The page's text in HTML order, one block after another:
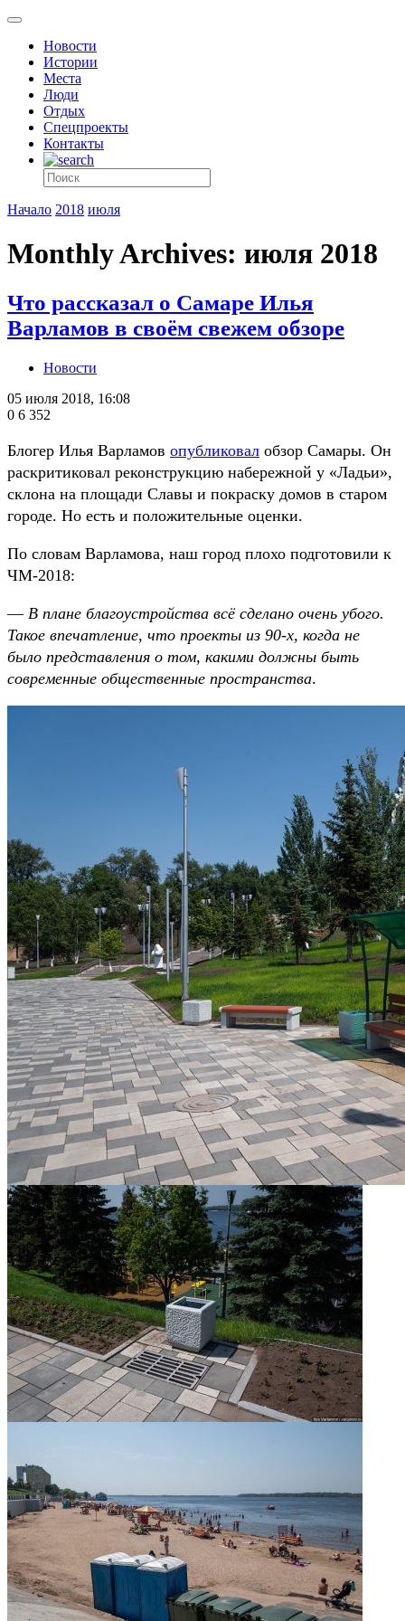
Новости
Истории
Места
Люди
Отдых
Спецпроекты
Контакты
Начало 2018 июля
Monthly Archives: июля 2018
Что рассказал о Самаре Илья
Варламов в своём свежем обзоре
Новости
05 июля 2018, 16:08
0 6 352
Блогер Илья Варламов опубликовал обзор Самары. Он
раскритиковал реконструкцию набережной у «Ладьи»,
склона на площади Славы и покраску домов в старом
городе. Но есть и положительные оценки.
По словам Варламова, наш город плохо подготовили к
ЧМ-2018:
— В плане благоустройства всё сделано очень убого.
Такое впечатление, что проекты из 90-х, когда не
было представления о том, какими должны быть
современные общественные пространства.